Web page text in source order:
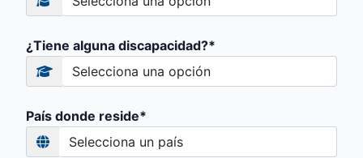
¿Tiene alguna discapacidad?*
País donde reside*